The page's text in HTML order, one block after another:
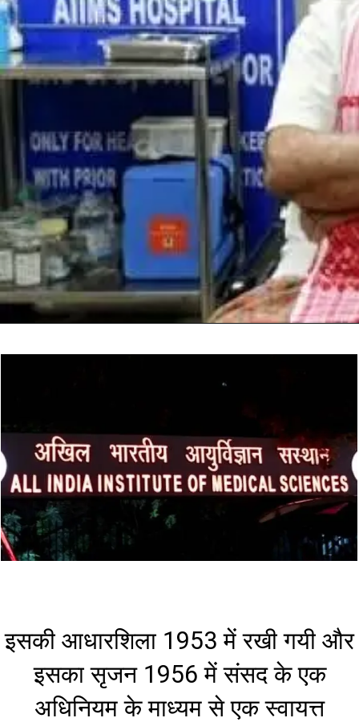
इसकी आधारशिला 1953 में रखी गयी और
इसका सृजन 1956 में संसद के एक
अधिनियम के माध्‍यम से एक स्‍वायत्त